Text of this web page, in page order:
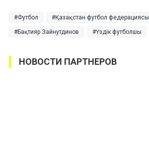
Футбол Қазақстан футбол федерациясы
Бақтияр Зайнутдинов Үздік футболшы
НОВОСТИ ПАРТНЕРОВ